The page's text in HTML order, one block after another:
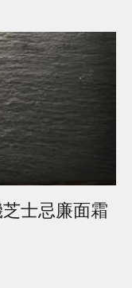
士忌廉面霜